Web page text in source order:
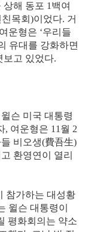
해 동포 1백여
목회)이었다. 거
운형은 ‘우리들
유대를 강화하면
보고 있었다.
슨 미국 대통령
, 여운형은 11월 2
비오생(費吾生)
환영연이 열리
참가하는 대성황
윌슨 대통령이
평화회의는 약소